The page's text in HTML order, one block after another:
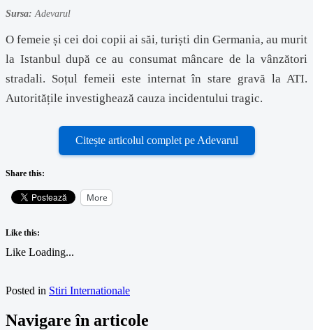
Sursa: Adevarul
O femeie și cei doi copii ai săi, turiști din Germania, au murit
la Istanbul după ce au consumat mâncare de la vânzători
stradali. Soțul femeii este internat în stare gravă la ATI.
Autoritățile investighează cauza incidentului tragic.
Citește articolul complet pe Adevarul
Share this:
More
Like this:
Like Loading...
Posted in Stiri Internationale
Navigare în articole